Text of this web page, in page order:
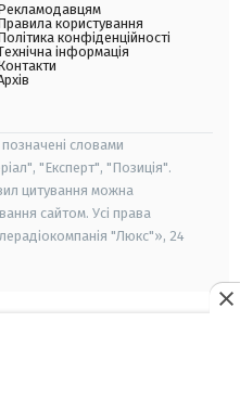
користування
конфіденційності
інформація
позначені словами
"Експерт", "Позиція".
цитування можна
сайтом. Усі права
"Люкс"», 24